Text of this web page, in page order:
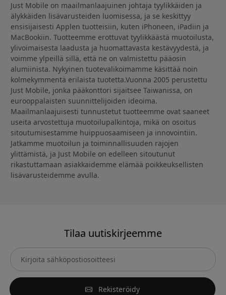
Just Mobile on maailmanlaajuinen johtaja tyylikkäiden ja
älykkäiden lisävarusteiden luomisessa, ja se keskittyy
ensisijaisesti Applen tuotteisiin, kuten iPhoneen, iPadiin ja
MacBookiin. Tuotteemme erottuvat tyylikkäästä muotoilusta,
ylivoimaisesta laadusta ja huomattavasta kestävyydestä, ja
voimme ylpeillä sillä, että ne on valmistettu pääosin
alumiinista. Nykyinen tuotevalikoimamme käsittää noin
kolmekymmentä erilaista tuotetta.Vuonna 2005 perustettu
Just Mobile, jonka pääkonttori sijaitsee Taiwanissa, on
eurooppalaisten suunnittelijoiden ideoima.
Maailmanlaajuisesti tunnustetut tuotteemme ovat saaneet
useita arvostettuja muotoilupalkintoja, mikä on osoitus
sitoutumisestamme huippuosaamiseen ja innovointiin.
Jatkamme muotoilun ja toiminnallisuuden rajojen
ylittämistä, ja Just Mobile on edelleen sitoutunut
rikastuttamaan asiakkaidemme elämää poikkeuksellisten
lisävarusteidemme avulla.
Tilaa uutiskirjeemme
Rekisteröidy